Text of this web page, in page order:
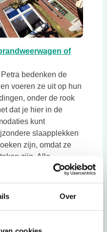
Over
of
in een nieuwe tab
bedenken de
voeren ze uit op hun
onder de rook
dat je hier in de
kunt
slaapplekken
zijn, omdat ze
zijn. Alle
over een privé
overnachtingsplekken